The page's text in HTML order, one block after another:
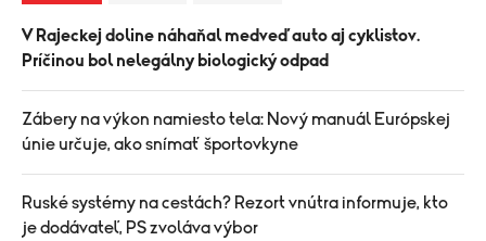
V Rajeckej doline náhaňal medveď auto aj cyklistov.
Príčinou bol nelegálny biologický odpad
Zábery na výkon namiesto tela: Nový manuál Európskej
únie určuje, ako snímať športovkyne
Ruské systémy na cestách? Rezort vnútra informuje, kto
je dodávateľ, PS zvoláva výbor